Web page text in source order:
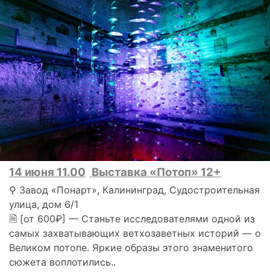
14 июня 11.00 Выставка «Потоп» 12+
⚲ Завод «Понарт», Калининград, Судостроительная
улица, дом 6/1
🗎 [от 600₽] — Станьте исследователями одной из
самых захватывающих ветхозаветных историй — о
Великом потопе. Яркие образы этого знаменитого
сюжета воплотились..